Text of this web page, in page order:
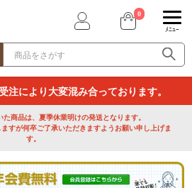
0
ﾒﾆｭｰ
注により大変混み合っております。
商品は、夏季休業明けの発送となります。
すが何卒ご了承いただきますようお願い申し上げま
す。